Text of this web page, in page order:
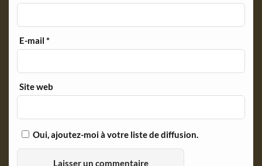
E-mail*
Site web
Oui, ajoutez-moi à votre liste de diffusion.